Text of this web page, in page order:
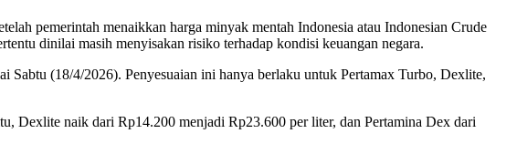
pemerintah menaikkan harga minyak mentah Indonesia atau Indonesian Crude
dinilai masih menyisakan risiko terhadap kondisi keuangan negara.
(18/4/2026). Penyesuaian ini hanya berlaku untuk Pertamax Turbo, Dexlite,
Dexlite naik dari Rp14.200 menjadi Rp23.600 per liter, dan Pertamina Dex dari